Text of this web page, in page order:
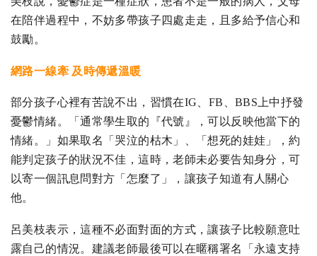
在陪伴過程中，不妨多帶孩子四處走走，且多給予信心和
鼓勵。
網路一線牽 及時傳遞溫暖
部分孩子心裡有苦說不出，習慣在IG、FB、BBS上中抒發
憂鬱情緒。「通常學生取的『代號』，可以反映他當下的
情緒。」如果取名「哭泣的枯木」、「想死的娃娃」，約
能判定孩子的狀況不佳，這時，老師未必要告知身分，可
以寄一個訊息問對方「怎麼了」，讓孩子知道有人關心
他。
呂美枝表示，這種不必面對面的方式，讓孩子比較願意吐
露自己的情況。建議老師最後可以在暱稱署名「永遠支持